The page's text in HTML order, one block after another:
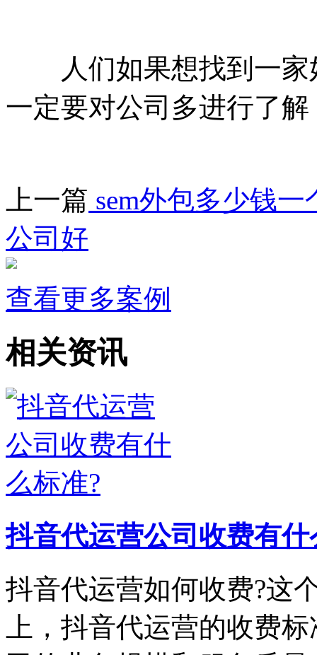
人们如果想找到一家
一定要对公司多进行了
上一篇 sem外包多少钱一
公司好
查看更多案例
相关资讯
抖音代运营公司收费有什
抖音代运营如何收费?这
上，抖音代运营的收费